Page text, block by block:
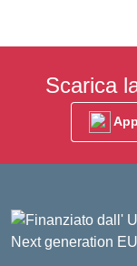
Scarica